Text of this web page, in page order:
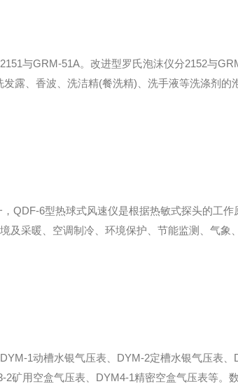
与GRM-51A。改进型罗氏泡沫仪分2152与
露、香波、洗洁精(餐洗精)、洗手液等洗涤剂的
QDF-6型热球式风速仪是根据热敏式探头的工
采暖、空调制冷、环境保护、节能监测、气象
1动槽水银气压表、DYM-2定槽水银气压表、
矿用空盒气压表、DYM4-1精密空盒气压表等。